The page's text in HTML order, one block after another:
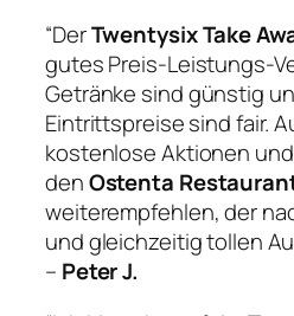
“DerTwentysix Take
gutes Preis-Leistungs-
Getränke sind günstig
Eintrittspreise sind fair.
kostenlose Aktionen
denOstenta
weiterempfehlen, der
und gleichzeitig tollen
– Peter J.